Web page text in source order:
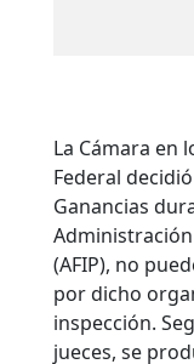
La Cámara en
Federal
Ganancias
(AFIP), no
por dicho
inspección.
jueces, se